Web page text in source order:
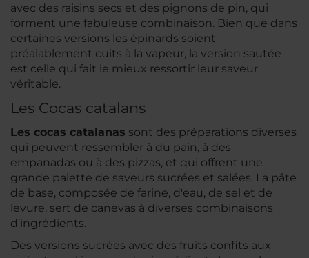
avec des raisins secs et des pignons de pin, qui
forment une fabuleuse combinaison. Bien que dans
certaines versions les épinards soient
préalablement cuits à la vapeur, la version sautée
est celle qui fait le mieux ressortir leur saveur
véritable.
Les Cocas catalans
Les cocas catalanas sont des préparations diverses
qui peuvent ressembler à du pain, à des
empanadas ou à des pizzas, et qui offrent une
grande palette de saveurs sucrées et salées. La pâte
de base, composée de farine, d'eau, de sel et de
levure, sert de canevas à diverses combinaisons
d'ingrédients.
Des versions sucrées avec des fruits confits aux